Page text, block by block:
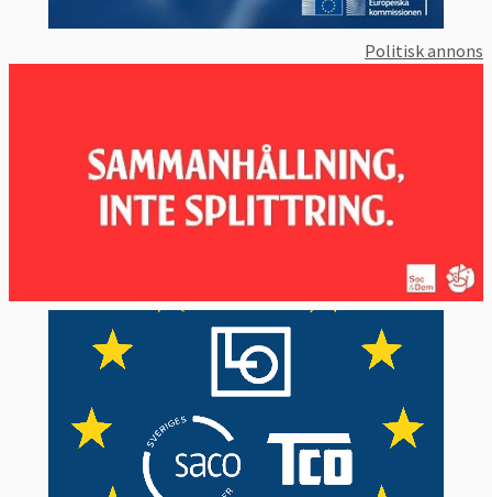
Politisk annons